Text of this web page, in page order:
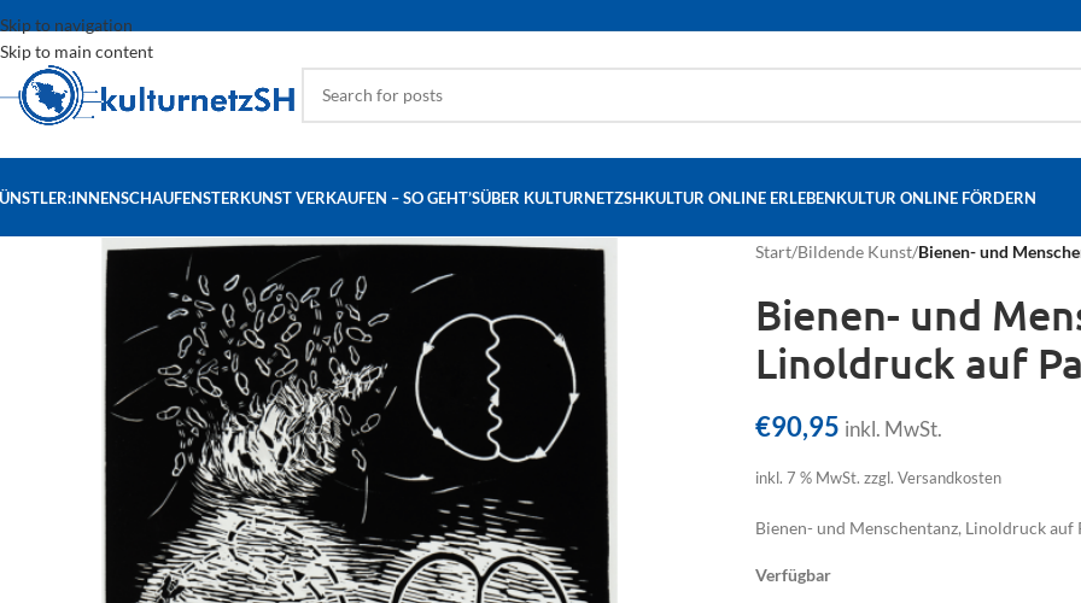
Skip to navigation
Skip to main content
SCHAUFENSTERKUNST VERKAUFEN – SO GEHT’SÜBER KULTURNETZSHKULTUR ONLINE ERLEBENKULTUR ONLINE FÖRDERN
Start/Bildende Kunst/Bienen- und
Bienen- und
Linoldruck auf
€90,95 inkl. MwSt.
inkl. 7 % MwSt. zzgl. Versandkosten
Bienen- und Menschentanz, Linoldruck auf
Verfügbar